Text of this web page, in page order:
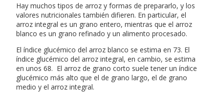
Hay muchos tipos de arroz y formas de prepararlo, y los
valores nutricionales también difieren. En particular, el
arroz integral es un grano entero, mientras que el arroz
blanco es un grano refinado y un alimento procesado.
El índice glucémico del arroz blanco se estima en 73. El
índice glucémico del arroz integral, en cambio, se estima
en unos 68. El arroz de grano corto suele tener un índice
glucémico más alto que el de grano largo, el de grano
medio y el arroz integral.